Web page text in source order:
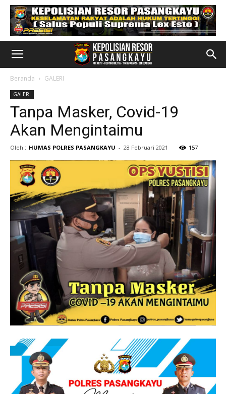
Beranda GALERI
GALERI
Tanpa Masker, Covid-19
Akan Mengintaimu
Oleh : HUMAS POLRES PASANGKAYU - 28 Februari 2021 157